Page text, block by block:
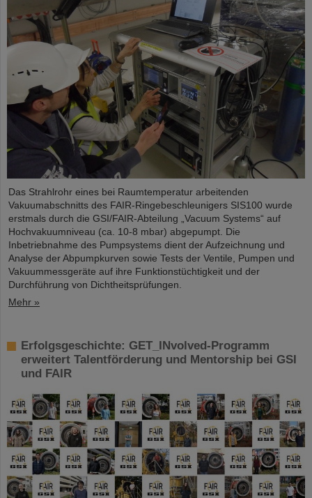
Das Strahlrohr eines bei Raumtemperatur arbeitenden
Vakuumabschnitts des FAIR-Ringebeschleunigers SIS100 wurde
erstmals durch die GSI/FAIR-Abteilung „Vacuum Systems“ auf
Hochvakuumniveau (ca. 10-8 mbar) abgepumpt. Die
Inbetriebnahme des Pumpsystems dient der Aufzeichnung und
Analyse der Abpumpkurven sowie Tests der Ventile, Pumpen und
Vakuummessgeräte auf ihre Funktionstüchtigkeit und der
Durchführung von Dichtheitsprüfungen.
Mehr »
Erfolgsgeschichte: GET_INvolved-Programm
erweitert Talentförderung und Mentorship bei GSI
und FAIR